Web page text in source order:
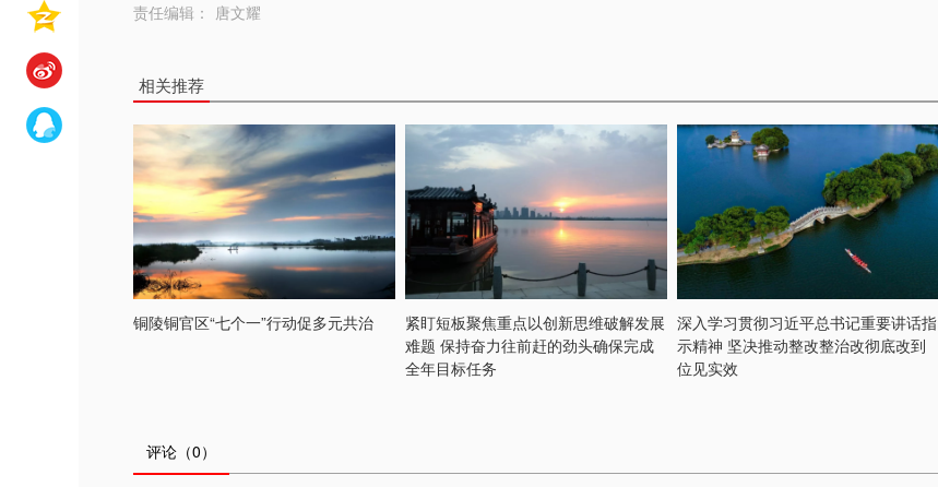
责任编辑： 唐文耀
相关推荐
铜陵铜官区“七个一”行动促多元共治
紧盯短板聚焦重点以创新思维破解发展
难题 保持奋力往前赶的劲头确保完成
全年目标任务
深入学习贯彻习近平总书记重要讲话指
示精神 坚决推动整改整治改彻底改到
位见实效
评论 （0）